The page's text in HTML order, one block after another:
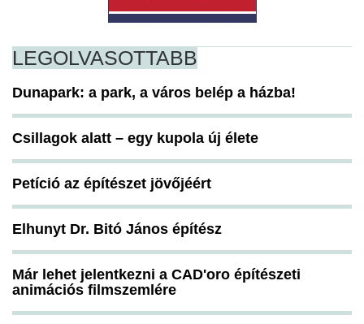
LEGOLVASOTTABB
Dunapark: a park, a város belép a házba!
Csillagok alatt – egy kupola új élete
Petíció az építészet jövőjéért
Elhunyt Dr. Bitó János építész
Már lehet jelentkezni a CAD'oro építészeti
animációs filmszemlére